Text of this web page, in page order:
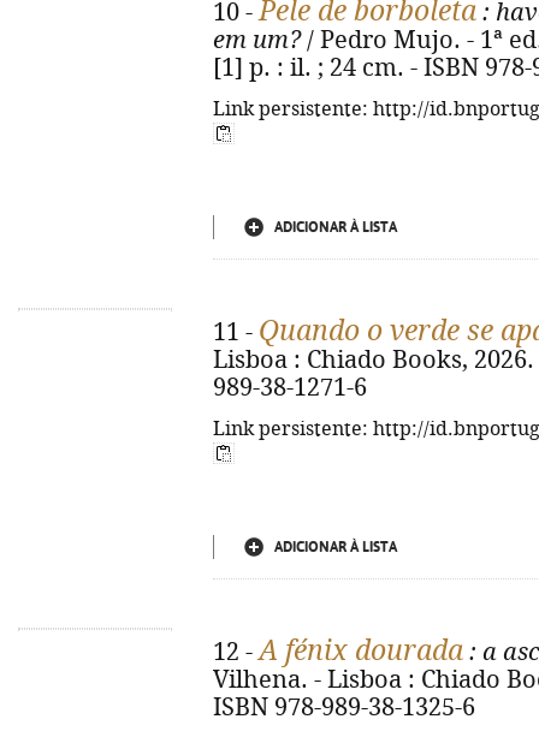
10 -Pele de borboleta :
em um?/ Pedro Mujo. - 1ª
[1] p. : il. ; 24 cm. - ISBN 978-
Link persistente: http://
ADICIONAR À LISTA
11 - Quando o verde se
Lisboa : Chiado Books,
989-38-1271-6
Link persistente: http://
ADICIONAR À LISTA
12 -A fénix dourada : a
Vilhena. - Lisboa : Chiado
ISBN 978-989-38-1325-6